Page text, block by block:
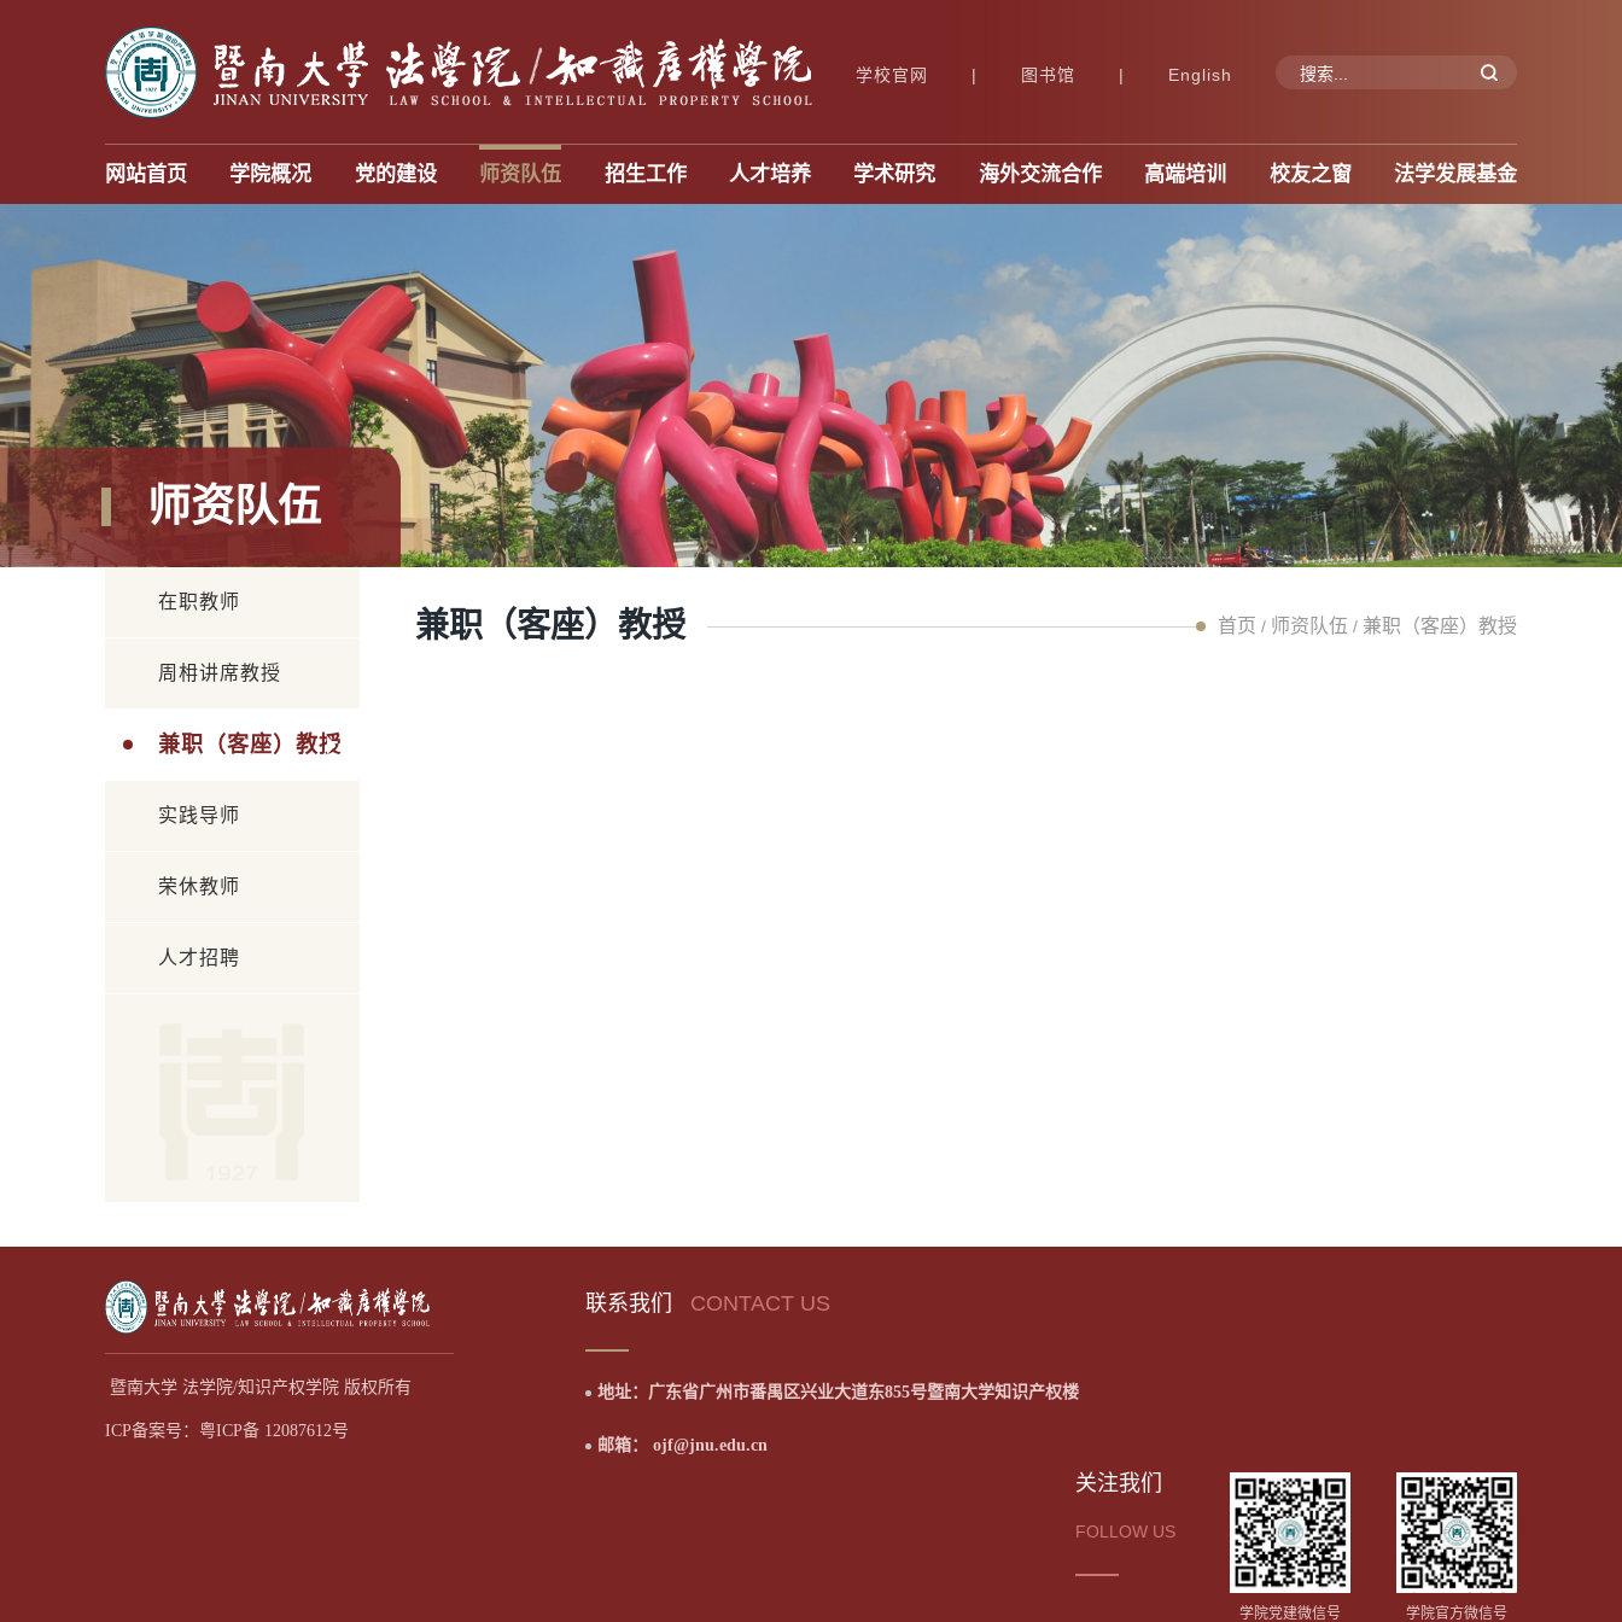
English
|
图书馆
|
学校官网
网站首页 学院概况 党的建设 师资队伍 招生工作 人才培养 学术研究 海外交流合作 高端培训 校友之窗 法学发展基金
师资队伍
在职教师
周枏讲席教授
兼职（客座）教授
实践导师
荣休教师
人才招聘
兼职（客座）教授 首页 / 师资队伍 / 兼职（客座）教授
暨南大学 法学院/知识产权学院 版权所有
ICP备案号：粤ICP备 12087612号
联系我们 CONTACT US
地址：广东省广州市番禺区兴业大道东855号暨南大学知识产权楼
邮箱： ojf@jnu.edu.cn
关注我们
FOLLOW US
学院党建微信号 学院官方微信号